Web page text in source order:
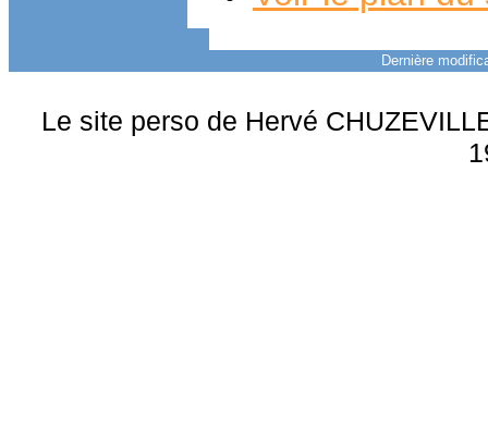
Dernière
Le site perso de Hervé